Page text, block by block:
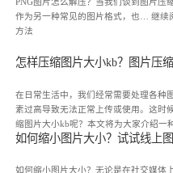
作为另一种常见的图片格式，也… 继续
方法
怎样压缩图片大小kb？图片压
在日常生活中，我们经常需要处理各种
素过高导致无法正常上传或使用。这时
缩图片大小kb呢？本文将为大家介绍一
如何缩小图片大小？试试线上
如何缩小图片大小？无论是在社交媒体